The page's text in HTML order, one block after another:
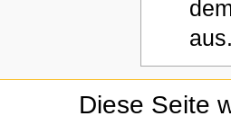
aus.
Diese Seite